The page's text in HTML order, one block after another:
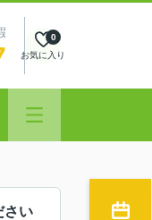
お気に入り
0
さい